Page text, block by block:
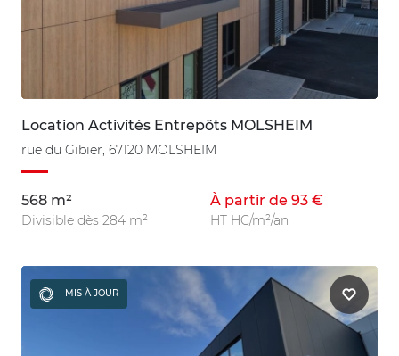
Location Activités Entrepôts MOLSHEIM
rue du Gibier, 67120 MOLSHEIM
568 m²
Divisible dès 284 m²
À partir de 93 €
HT HC/m²/an
MIS À JOUR